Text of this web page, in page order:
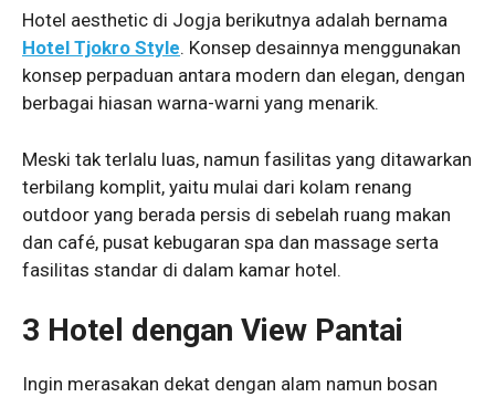
Hotel aesthetic di Jogja berikutnya adalah bernama
Hotel Tjokro Style. Konsep desainnya menggunakan
konsep perpaduan antara modern dan elegan, dengan
berbagai hiasan warna-warni yang menarik.
Meski tak terlalu luas, namun fasilitas yang ditawarkan
terbilang komplit, yaitu mulai dari kolam renang
outdoor yang berada persis di sebelah ruang makan
dan café, pusat kebugaran spa dan massage serta
fasilitas standar di dalam kamar hotel.
3 Hotel dengan View Pantai
Ingin merasakan dekat dengan alam namun bosan